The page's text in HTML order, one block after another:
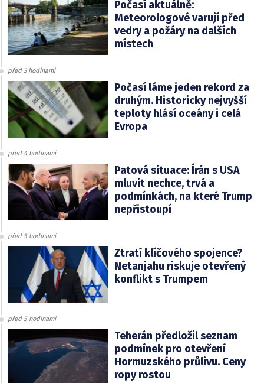
Počasí aktuálně:
Meteorologové varují před
vedry a požáry na dalších
místech
před 3 hodinami
Počasí láme jeden rekord za
druhým. Historicky nejvyšší
teploty hlásí oceány i celá
Evropa
před 4 hodinami
Patová situace: Írán s USA
mluvit nechce, trvá a
podmínkách, na které Trump
nepřistoupí
před 5 hodinami
Ztratí klíčového spojence?
Netanjahu riskuje otevřený
konflikt s Trumpem
před 5 hodinami
Teherán předložil seznam
podmínek pro otevření
Hormuzského průlivu. Ceny
ropy rostou